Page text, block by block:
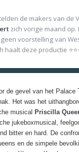
de makers van de
zich vorige maand op.
voorstelling van
deze productie
de gevel van het Palace
Het was het
musical Priscilla
jukeboxmusical,
bitter en hard. De
en de simpele